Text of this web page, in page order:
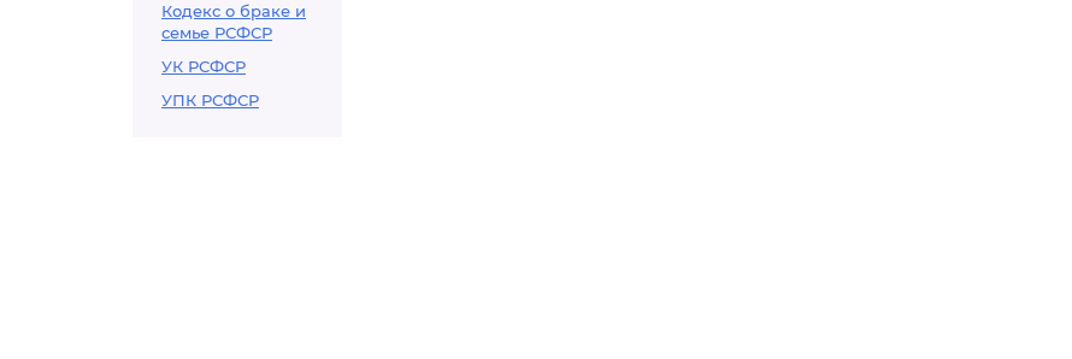
Кодекс о браке и
семье РСФСР
УК РСФСР
УПК РСФСР